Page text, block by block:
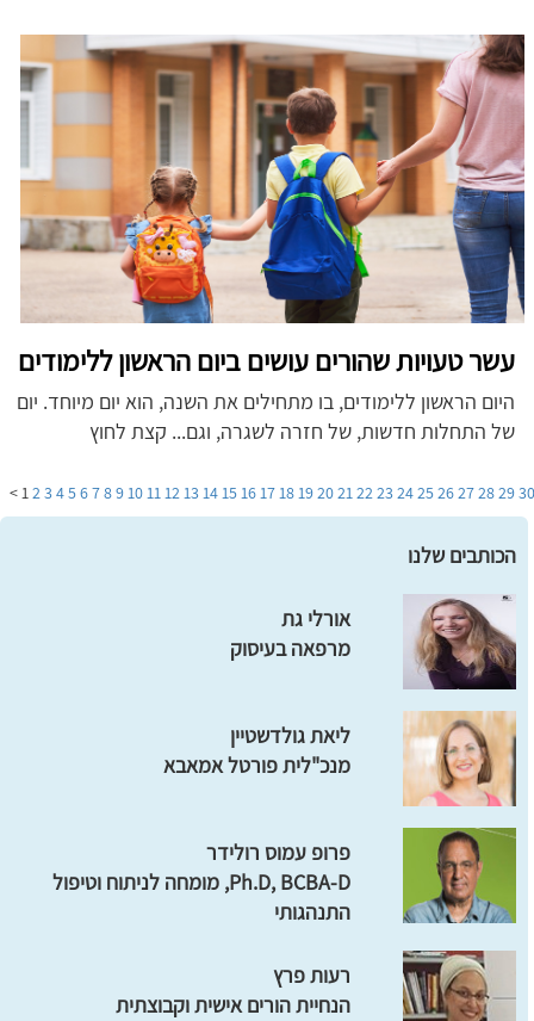
עשר טעויות שהורים עושים ביום הראשון ללימודים
היום הראשון ללימודים, בו מתחילים את השנה, הוא יום מיוחד. יום
של התחלות חדשות, של חזרה לשגרה, וגם... קצת לחוץ
123456789101112131415161718192021222324252627282930
>
הכותבים שלנו
אורלי גת
מרפאה בעיסוק
ליאת גולדשטיין
מנכ"לית פורטל אמאבא
פרופ עמוס רולידר
Ph.D, BCBA-D, מומחה לניתוח וטיפול
התנהגותי
רעות פרץ
הנחיית הורים אישית וקבוצתית